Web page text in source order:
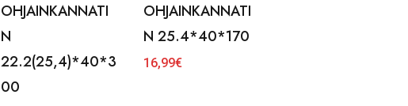
OHJAINKANNATI
N
22.2(25,4)*40*3
00
OHJAINKANNATI
N 25.4*40*170
16,99€